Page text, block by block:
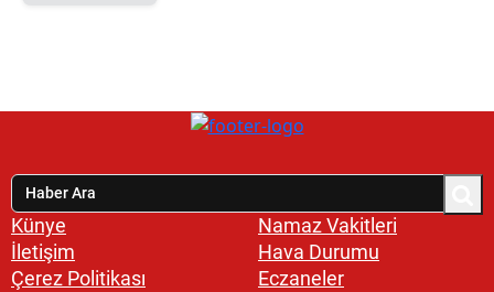
Künye
İletişim
Çerez Politikası
Namaz Vakitleri
Hava Durumu
Eczaneler